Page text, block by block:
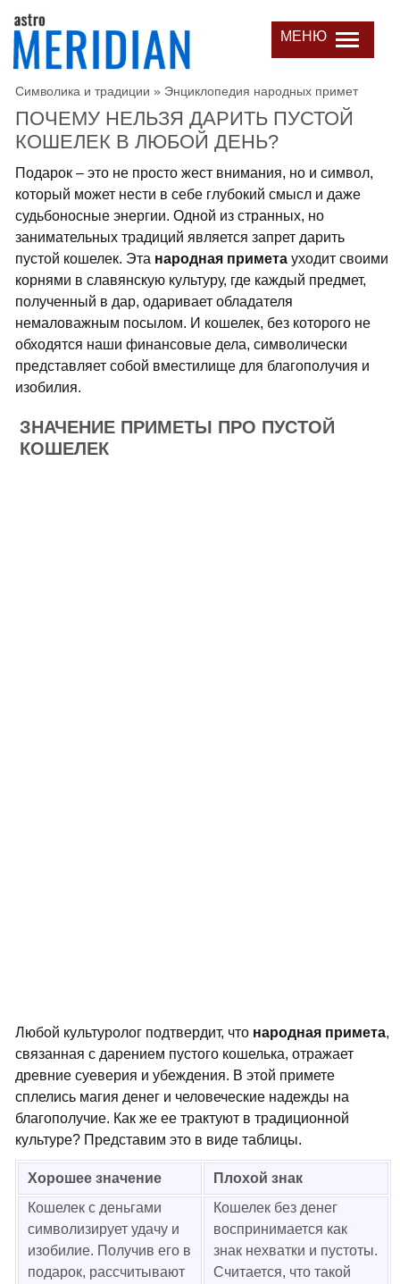
МЕНЮ
Символика и традиции » Энциклопедия народных примет
ПОЧЕМУ НЕЛЬЗЯ ДАРИТЬ ПУСТОЙ
КОШЕЛЕК В ЛЮБОЙ ДЕНЬ?
Подарок – это не просто жест внимания, но и символ,
который может нести в себе глубокий смысл и даже
судьбоносные энергии. Одной из странных, но
занимательных традиций является запрет дарить
пустой кошелек. Эта народная примета уходит своими
корнями в славянскую культуру, где каждый предмет,
полученный в дар, одаривает обладателя
немаловажным посылом. И кошелек, без которого не
обходятся наши финансовые дела, символически
представляет собой вместилище для благополучия и
изобилия.
ЗНАЧЕНИЕ ПРИМЕТЫ ПРО ПУСТОЙ
КОШЕЛЕК
Любой культуролог подтвердит, что народная примета,
связанная с дарением пустого кошелька, отражает
древние суеверия и убеждения. В этой примете
сплелись магия денег и человеческие надежды на
благополучие. Как же ее трактуют в традиционной
культуре? Представим это в виде таблицы.
Хорошее значение
Плохой знак
Кошелек с деньгами
символизирует удачу и
изобилие. Получив его в
подарок, рассчитывают
Кошелек без денег
воспринимается как
знак нехватки и пустоты.
Считается, что такой